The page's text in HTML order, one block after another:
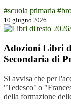
#scuola primaria
10 giugno 2026
Adozioni Libri
Secondaria di
Si avvisa che per
"Tedesco" o
della formazione